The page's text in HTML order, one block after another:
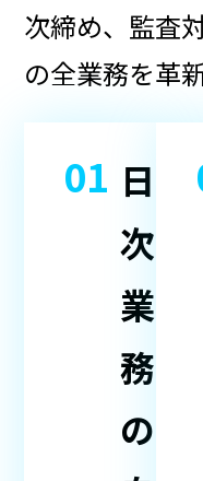
次締め、監査
の全業務を革
01 日
次
業
務
の